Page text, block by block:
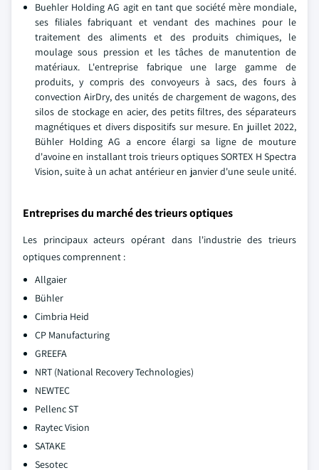
Buehler Holding AG agit en tant que société mère mondiale,
ses filiales fabriquant et vendant des machines pour le
traitement des aliments et des produits chimiques, le
moulage sous pression et les tâches de manutention de
matériaux. L'entreprise fabrique une large gamme de
produits, y compris des convoyeurs à sacs, des fours à
convection AirDry, des unités de chargement de wagons, des
silos de stockage en acier, des petits filtres, des séparateurs
magnétiques et divers dispositifs sur mesure. En juillet 2022,
Bühler Holding AG a encore élargi sa ligne de mouture
d'avoine en installant trois trieurs optiques SORTEX H Spectra
Vision, suite à un achat antérieur en janvier d'une seule unité.
Entreprises du marché des trieurs optiques
Les principaux acteurs opérant dans l'industrie des trieurs
optiques comprennent :
Allgaier
Bühler
Cimbria Heid
CP Manufacturing
GREEFA
NRT (National Recovery Technologies)
NEWTEC
Pellenc ST
Raytec Vision
SATAKE
Sesotec